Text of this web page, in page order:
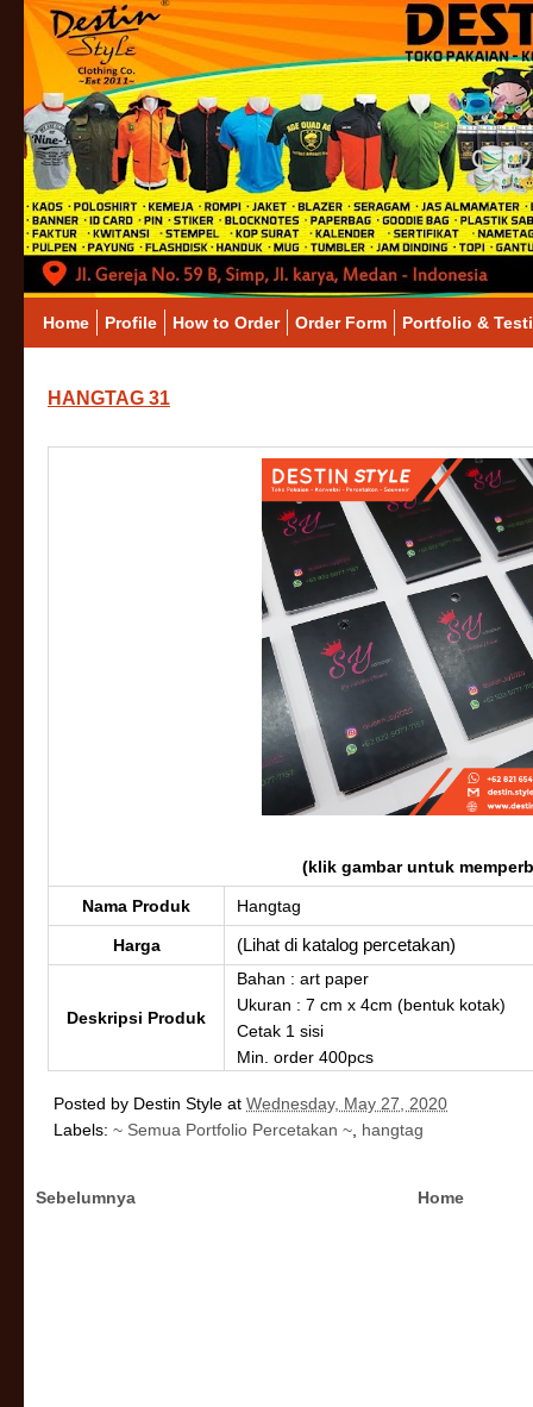
Home Profile How to Order Order Form Portfolio &
HANGTAG 31
(klik gambar untuk
Nama Produk Hangtag
Harga (Lihat di katalog percetakan)
Deskripsi Produk
Bahan : art paper
Ukuran : 7 cm x 4cm (bentuk kotak)
Cetak 1 sisi
Min. order 400pcs
Posted by Destin Style at Wednesday, May 27, 2020
Labels: ~ Semua Portfolio Percetakan ~ hangtag
Sebelumnya Home